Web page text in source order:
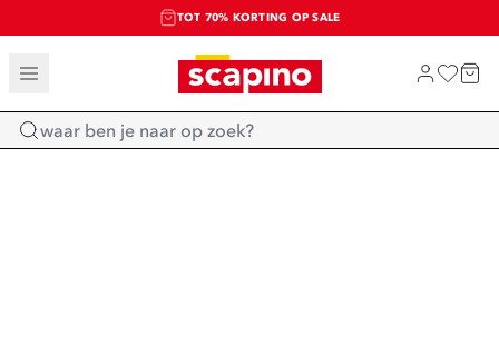
TOT 70% KORTING OP SALE
SALE: LAATSTE KANS!
SHOP NIEUW
Home